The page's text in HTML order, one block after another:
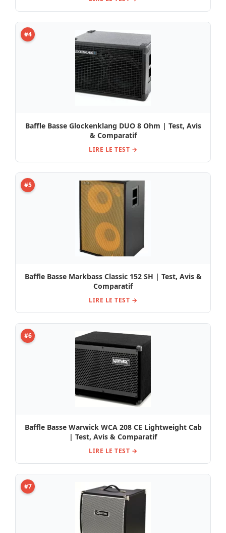
#4
Baffle Basse Glockenklang DUO 8 Ohm | Test, Avis
& Comparatif
LIRE LE TEST →
#5
Baffle Basse Markbass Classic 152 SH | Test, Avis &
Comparatif
LIRE LE TEST →
#6
Baffle Basse Warwick WCA 208 CE Lightweight Cab
| Test, Avis & Comparatif
LIRE LE TEST →
#7